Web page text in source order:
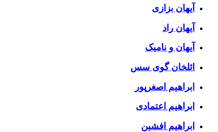
آیهان بزازی
آیهان راد
آیهان و نامیک
ائلخان گوی سس
ابراهیم اصغرپور
ابراهیم اعتمادی
ابراهیم افشین